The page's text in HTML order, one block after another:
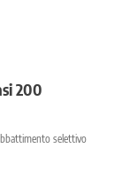
200
selettivo